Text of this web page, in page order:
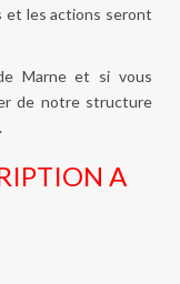
et les actions seront
Marne et si vous
de notre structure
A